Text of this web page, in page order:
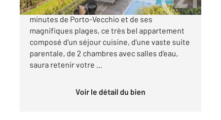
Vue mer à couper le souffle. A quelques
minutes de Porto-Vecchio et de ses
magnifiques plages, ce très bel appartement
composé d'un séjour cuisine, d'une vaste suite
parentale, de 2 chambres avec salles d'eau,
saura retenir votre ...
Voir le détail du bien